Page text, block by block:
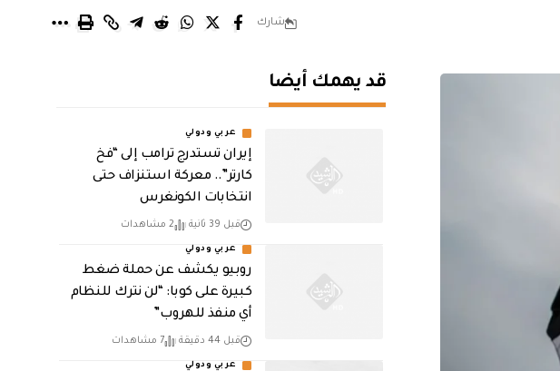
شارك
قد يهمك أيضا
عربي ودولي
إيران تستدرج ترامب إلى “فخ
كارتر”.. معركة استنزاف حتى
انتخابات الكونغرس
قبل 39 ثانية 2 مشاهدات
عربي ودولي
روبيو يكشف عن حملة ضغط
كبيرة على كوبا: “لن نترك للنظام
أي منفذ للهروب”
قبل 44 دقيقة 7 مشاهدات
عربي ودولي